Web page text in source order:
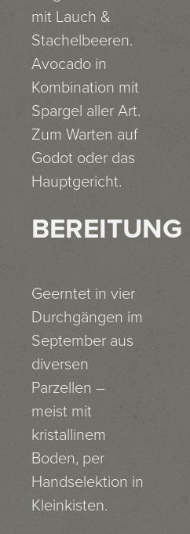
mit Lauch &
Stachelbeeren.
Avocado in
Kombination mit
Spargel aller Art.
Zum Warten auf
Godot oder das
Hauptgericht.
BEREITUNG
Geerntet in vier
Durchgängen im
September aus
diversen
Parzellen –
meist mit
kristallinem
Boden, per
Handselektion in
Kleinkisten.